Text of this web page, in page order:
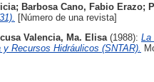
; Barbosa Cano, Fabio Erazo;
[Número de una revista]
Valencia, Ma. Elisa (1988): La
Recursos Hidráulicos (SNTAR).